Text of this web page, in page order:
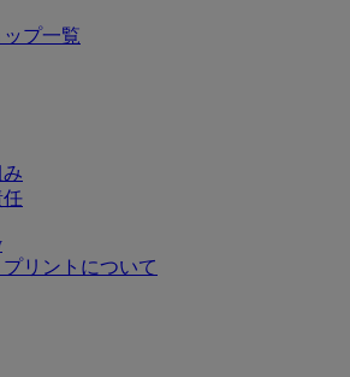
プ一覧
任
リントについて